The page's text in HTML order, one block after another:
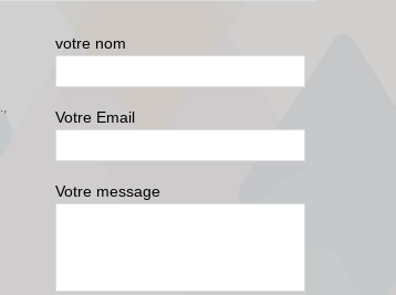
votre nom
Votre Email
Votre message